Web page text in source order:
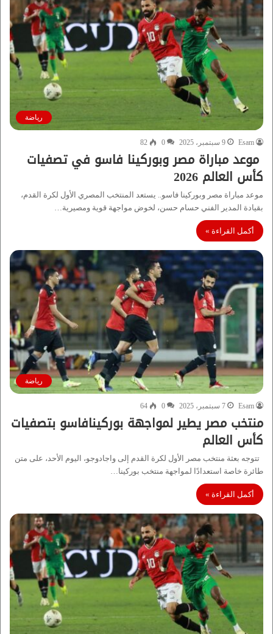
رياضة
Esam 9 سبتمبر، 2025 0
82
موعد مباراة مصر وبوركينا فاسو في تصفيات
كأس العالم 2026
موعد مباراة مصر وبوركينا فاسو.. يستعد المنتخب المصري الأول لكرة القدم،
بقيادة المدير الفني حسام حسن، لخوض مواجهة قوية ومصيرية…
أكمل القراءة »
رياضة
Esam 7 سبتمبر، 2025 0
64
منتخب مصر يطير لمواجهة بوركينافاسو بتصفيات
كأس العالم
تتوجه بعثة منتخب مصر الأول لكرة القدم إلى واجادوجو، اليوم الأحد، على متن
طائرة خاصة استعدادًا لمواجهة منتخب بوركينا…
أكمل القراءة »